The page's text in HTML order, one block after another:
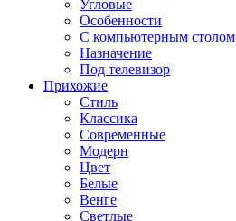
Угловые
Особенности
С компьютерным столом
Назначение
Под телевизор
Прихожие
Стиль
Классика
Современные
Модерн
Цвет
Белые
Венге
Светлые